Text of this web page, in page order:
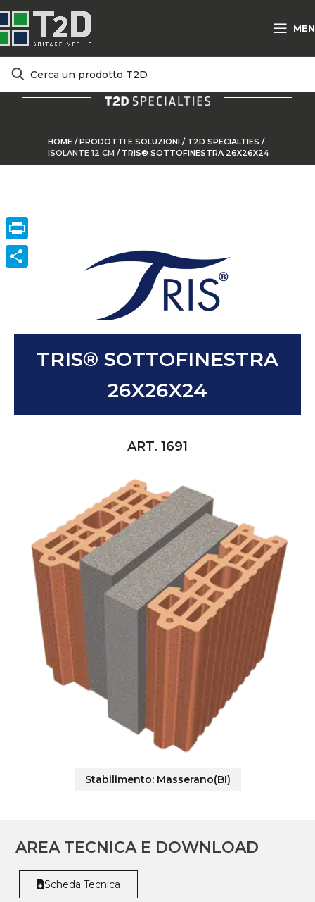
HOME /PRODOTTI E SOLUZIONI / T2D SPECIALTIES/
ISOLANTE 12 CM / TRIS® SOTTOFINESTRA 26X26X24
TRIS® SOTTOFINESTRA
26X26X24
ART. 1691
Stabilimento: Masserano(BI)
AREA TECNICA E DOWNLOAD
Scheda Tecnica
Print